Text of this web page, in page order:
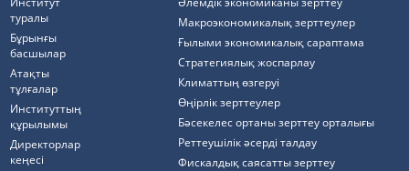
туралы
Бұрынғы
басшылар
Атақты
тұлғалар
Институттың
құрылымы
Директорлар
кеңесі
Макроэкономикалық зерттеулер
Ғылыми экономикалық сараптама
Стратегиялық жоспарлау
Климаттың өзгеруі
Өңірлік зерттеулер
Бәсекелес ортаны зерттеу орталығы
Реттеушілік әсерді талдау
Фискалдық саясатты зерттеу